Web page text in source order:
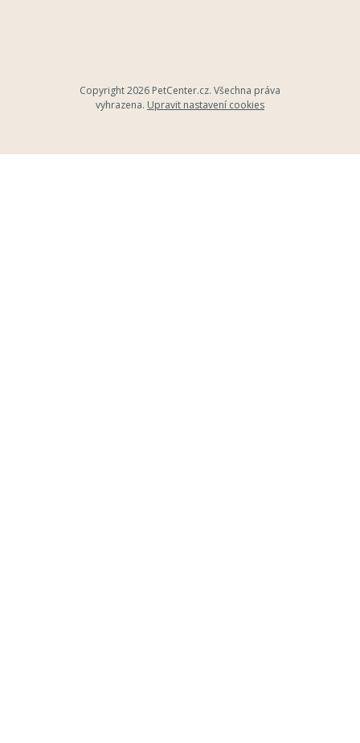
Copyright 2026 PetCenter.cz. Všechna práva
vyhrazena. Upravit nastavení cookies